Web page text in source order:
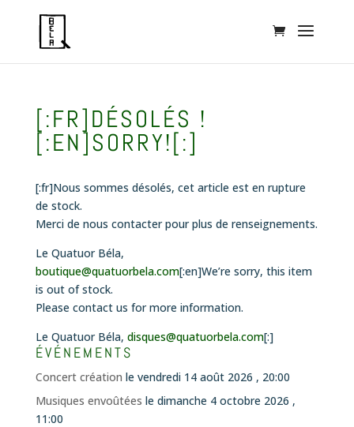
[:FR]DÉSOLÉS !
[:EN]SORRY![:]
[:fr]Nous sommes désolés, cet article est en rupture
de stock.
Merci de nous contacter pour plus de renseignements.
Le Quatuor Béla,
boutique@quatuorbela.com[:en]We’re sorry, this item
is out of stock.
Please contact us for more information.
Le Quatuor Béla, disques@quatuorbela.com[:]
ÉVÉNEMENTS
Concert création le vendredi 14 août 2026 , 20:00
Musiques envoûtées le dimanche 4 octobre 2026 ,
11:00